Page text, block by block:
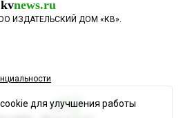
kvnews.ru
ИЗДАТЕЛЬСКИЙ ДОМ «КВ».
для улучшения работы